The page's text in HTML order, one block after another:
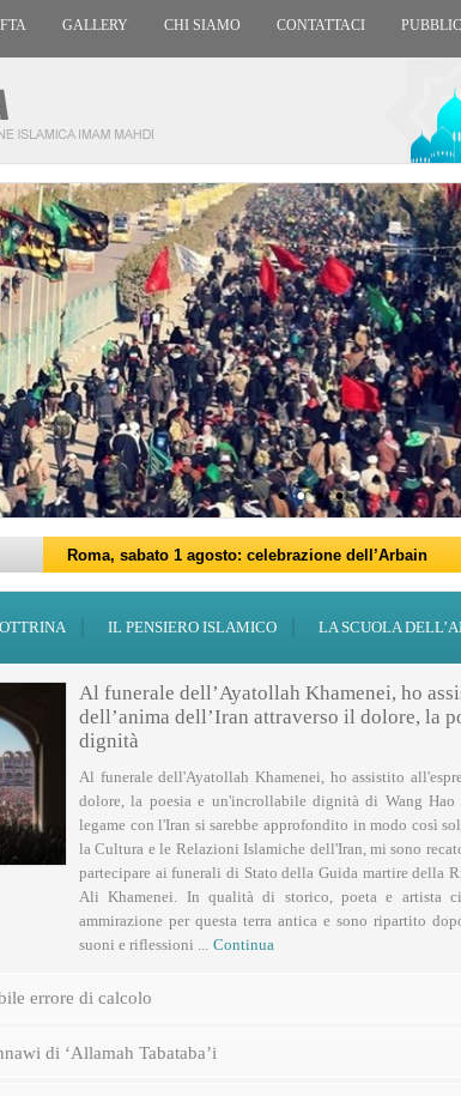
GALLERY CHI SIAMO CONTATTACI
Roma, sabato 1 agosto: celebrazione dell’Arbain
Roma, 15-25 giugno: programmi per il mese di
Roma, sabato 6 giugno: Eid al-Ghadir
27 maggio: Eid al-Adha (Festa del Sacrificio)
‘Id al-Fitr sarà sabato 21 marzo
ZAKATUL-FITR 1447 – 2026
Programmi per la notte di Qadr a Roma
I programmi del Centro Islamico Imam Mahdi di
Domani giovedì 19 febbraio primo giorno di
Roma, sabato 14 febbraio: docufilm “Rivoluzione”
IL PENSIERO ISLAMICO LA SCUOLA
Al funerale dell’Ayatollah Khamenei, ho
dell’anima dell’Iran attraverso il dolore, la
dignità
Al funerale dell'Ayatollah Khamenei, ho assistito
dolore, la poesia e un'incrollabile dignità di Wang
legame con l'Iran si sarebbe approfondito in modo così
la Cultura e le Relazioni Islamiche dell'Iran, mi sono
partecipare ai funerali di Stato della Guida martire della
Ali Khamenei. In qualità di storico, poeta e artista
ammirazione per questa terra antica e sono ripartito
suoni e riflessioni ...
Continua
errore di calcolo
di ‘Allamah Tabataba’i